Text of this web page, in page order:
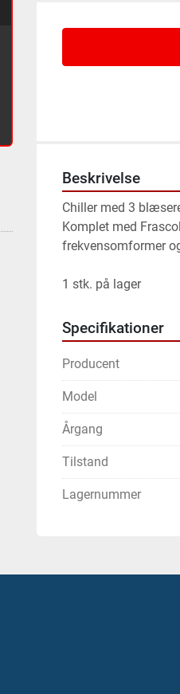
Beskrivelse
Chiller med 3
Komplet med
frekvensomformer
1 stk. på lager
Specifikationer
Producent
Model
Årgang
Tilstand
Lagernummer